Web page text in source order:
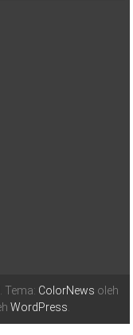
Tema: ColorNews oleh
WordPress